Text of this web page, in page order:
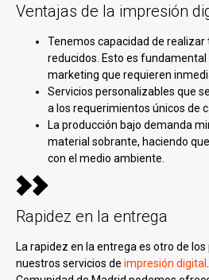
Ventajas de la impresión
Tenemos capacidad de
reducidos. Esto es
marketing que requieren
Servicios personalizables que
a los requerimientos únicos de
La producción bajo demanda
material sobrante, haciendo
con el medio ambiente.
Rapidez en la entrega
La rapidez en la entrega es otro de
nuestros servicios de impresión digital